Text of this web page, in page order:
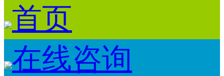
首页
在线咨询